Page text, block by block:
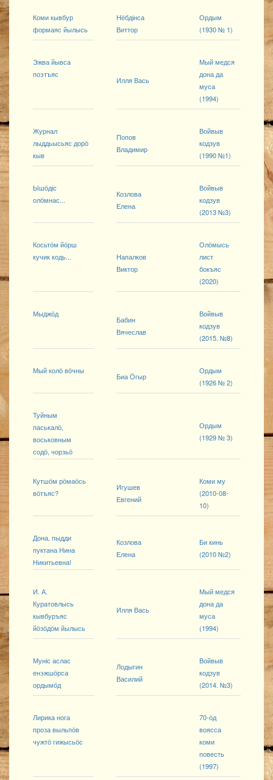
Коми кывбур
формаяс йылысь
Нёбдінса
Виттор
Ордым
(1930 № 1)
Эжва йывса
поэтъяс
Илля Вась
Мый медся
дона да
муса
(1994)
Журнал
лыддьысьяс дорӧ
кыв
Попов
Владимир
Войвыв
кодзув
(1990 №1)
Ышӧдіс
олӧмнас...
Козлова
Елена
Войвыв
кодзув
(2013 №3)
Косьтӧм йӧрш
кучик кодь...
Напалков
Виктор
Олӧмысь
лист
бокъяс
(2020)
Мыджӧд
Бабин
Вячеслав
Войвыв
кодзув
(2015. №8)
Мый колӧ вӧчны
Биа Ӧгыр
Ордым
(1926 № 2)
Туйным
паськалӧ,
воськовным
содӧ, чорзьӧ
Ордым
(1929 № 3)
Кутшӧм рӧмаӧсь
вӧтъяс?
Игушев
Евгений
Коми му
(2010-08-
10)
Дона, пыдди
пуктана Нина
Никитьевна!
Козлова
Елена
Би кинь
(2010 №2)
И. А.
Куратовлысь
кывбуръяс
йӧзӧдӧм йылысь
Илля Вась
Мый медся
дона да
муса
(1994)
Муніс аслас
енэжшӧрса
ордымӧд
Лодыгин
Василий
Войвыв
кодзув
(2014. №3)
Лирика нога
проза выльпӧв
чужтӧ гижысьӧс
70-ӧд
воясса
коми
повесть
(1997)